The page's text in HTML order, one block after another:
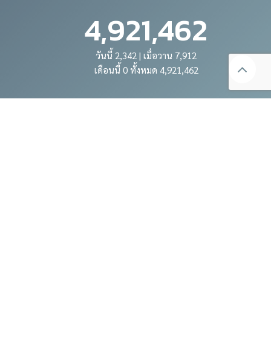
4,921,462
วันนี้ 2,342 | เมื่อวาน 7,912
เดือนนี้ 0 ทั้งหมด 4,921,462